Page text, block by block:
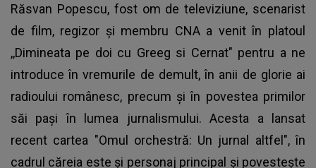
Răsvan Popescu, fost om de televiziune, scenarist
de film, regizor și membru CNA a venit în platoul
,,Dimineata pe doi cu Greeg si Cernat" pentru a ne
introduce în vremurile de demult, în anii de glorie ai
radioului românesc, precum și în povestea primilor
săi pași în lumea jurnalismului. Acesta a lansat
recent cartea "Omul orchestră: Un jurnal altfel", în
cadrul căreia este și personaj principal și povestește